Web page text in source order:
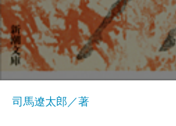
司馬遼太郎／著